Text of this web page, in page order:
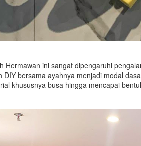
Hermawan ini sangat dipengaruhi
DIY bersama ayahnya menjadi modal
khususnya busa hingga mencapai